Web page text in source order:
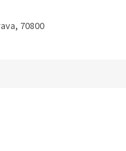
70800